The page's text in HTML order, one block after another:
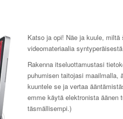
Katso ja opi! Näe ja kuule,
videomateriaalia
Rakenna itseluottamustasi
puhumisen taitojasi maailmalla,
kuuntele se ja vertaa
emme käytä elektronista äänen
täsmällisempi.)